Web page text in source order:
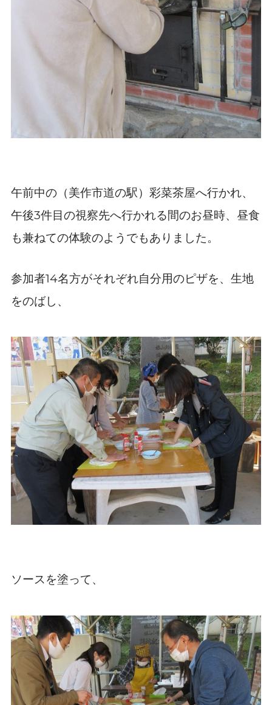
午前中の（美作市道の駅）彩菜茶屋へ行かれ、
午後3件目の視察先へ行かれる間のお昼時、昼食
も兼ねての体験のようでもありました。
参加者14名方がそれぞれ自分用のピザを、生地
をのばし、
ソースを塗って、